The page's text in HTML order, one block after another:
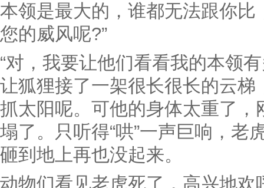
本领是最大的，谁都无法跟你
您的威风呢?”
“对，我要让他们看看我的本领
让狐狸接了一架很长很长的云
抓太阳呢。可他的身体太重了
塌了。只听得“哄”一声巨响，老
砸到地上再也没起来。
动物们看见老虎死了，高兴地